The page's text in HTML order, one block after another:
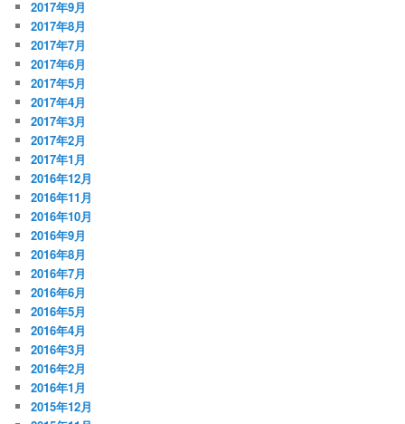
2017年9月
2017年8月
2017年7月
2017年6月
2017年5月
2017年4月
2017年3月
2017年2月
2017年1月
2016年12月
2016年11月
2016年10月
2016年9月
2016年8月
2016年7月
2016年6月
2016年5月
2016年4月
2016年3月
2016年2月
2016年1月
2015年12月